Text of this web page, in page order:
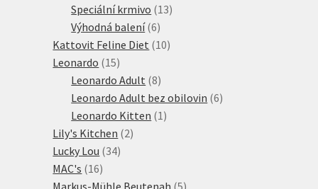
produktů
Speciální krmivo 1313
Výhodná balení 66
produktů
Kattovit Feline Diet 1010
Leonardo 1515
produktů
Leonardo Adult 88
produktů
Leonardo Adult bez obilovin 66
Leonardo Kitten 1 1
Lily's Kitchen 22
Lucky Lou 3434
MAC's 1616
produktů
Markus-Mühle Beutenah 55